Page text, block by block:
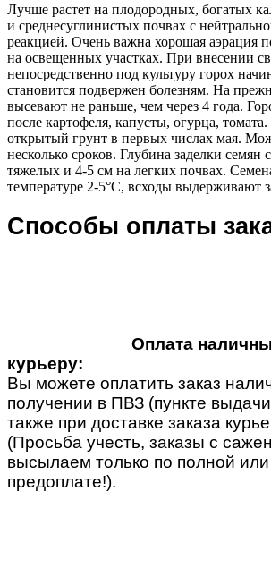
Лучше растет на плодородных, богатых
и среднесуглинистых почвах с
реакцией. Очень важна хорошая аэрация
на освещенных участках. При внесении
непосредственно под культуру горох
становится подвержен болезням. На
высевают не раньше, чем через 4 года.
после картофеля, капусты, огурца,
открытый грунт в первых числах мая.
несколько сроков. Глубина заделки семян
тяжелых и 4-5 см на легких почвах.
температуре 2-5°С, всходы выдерживают
Способы оплаты
Оплата
курьеру:
Вы можете оплатить заказ
получении в ПВЗ (пункте
также при доставке заказа
(Просьба учесть, заказы с
высылаем только по полной
предоплате!).